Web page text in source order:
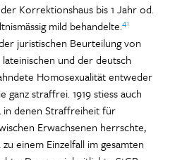
Korrektionshaus bis 1 Jahr od.
mild behandelte.41
juristischen Beurteilung von
und der deutsch
Homosexualität entweder
straffrei. 1919 stiess auch
in denen Straffreiheit für
Erwachsenen herrschte,
einem Einzelfall im gesamten